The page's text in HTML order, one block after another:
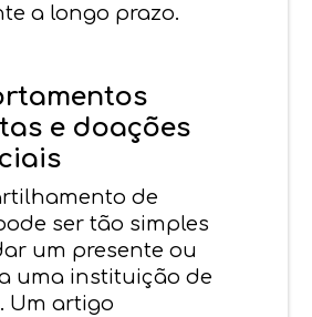
a longo prazo.
e doações
de
ser tão simples
um presente ou
uma instituição de
Um artigo